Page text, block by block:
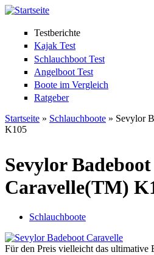
Testberichte
Kajak Test
Schlauchboot Test
Angelboot Test
Boote im Vergleich
Ratgeber
Sie sind hier
Startseite » Schlauchboote » Sevylor
K105
Sevylor Badeboot
Caravelle(TM)
Schlauchboote
Für den Preis vielleicht das ultimative